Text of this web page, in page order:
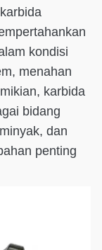
kondisi
menahan
karbida
bidang
dan
penting